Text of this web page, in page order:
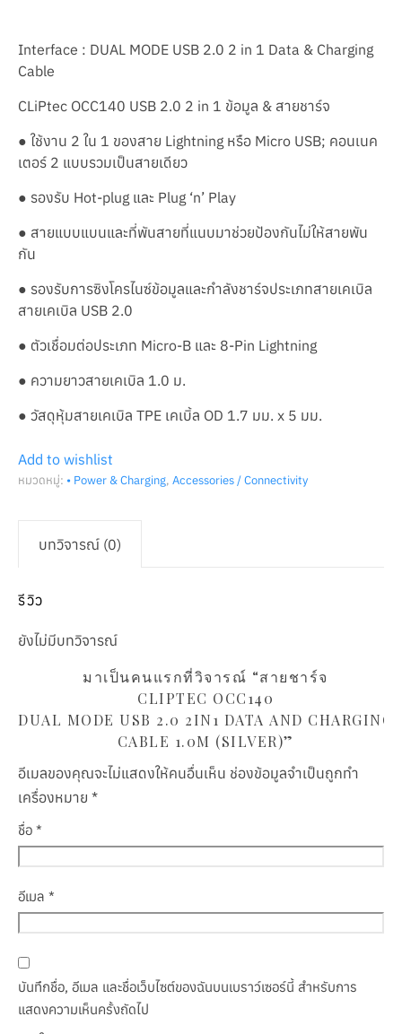
Interface : DUAL MODE USB 2.0 2 in 1 Data & Charging
Cable
CLiPtec OCC140 USB 2.0 2 in 1 ข้อมูล & สายชาร์จ
● ใช้งาน 2 ใน 1 ของสาย Lightning หรือ Micro USB; คอนเนค
เตอร์ 2 แบบรวมเป็นสายเดียว
● รองรับ Hot-plug และ Plug ‘n’ Play
● สายแบบแบนและที่พันสายที่แนบมาช่วยป้องกันไม่ให้สายพัน
กัน
● รองรับการซิงโครไนซ์ข้อมูลและกำลังชาร์จประเภทสายเคเบิล
สายเคเบิล USB 2.0
● ตัวเชื่อมต่อประเภท Micro-B และ 8-Pin Lightning
● ความยาวสายเคเบิล 1.0 ม.
● วัสดุหุ้มสายเคเบิล TPE เคเบิ้ล OD 1.7 มม. x 5 มม.
Add to wishlist
หมวดหมู่: • Power & Charging, Accessories / Connectivity
บทวิจารณ์ (0)
รีวิว
ยังไม่มีบทวิจารณ์
มาเป็นคนแรกที่วิจารณ์ “สายชาร์จ
CLIPTEC OCC140
DUAL MODE USB 2.0 2IN1 DATA AND CHARGING
CABLE 1.0M (SILVER)”
อีเมลของคุณจะไม่แสดงให้คนอื่นเห็น ช่องข้อมูลจำเป็นถูกทำ
เครื่องหมาย *
ชื่อ *
อีเมล *
บันทึกชื่อ, อีเมล และชื่อเว็บไซต์ของฉันบนเบราว์เซอร์นี้ สำหรับการ
แสดงความเห็นครั้งถัดไป